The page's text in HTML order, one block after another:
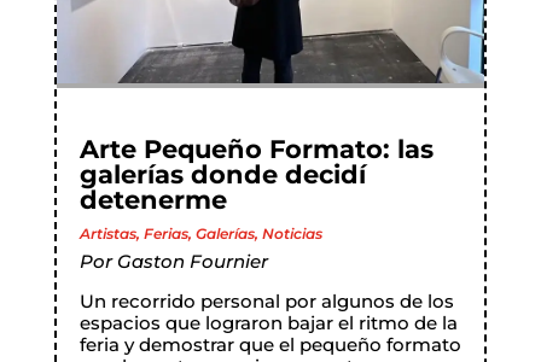
Arte Pequeño Formato: las
galerías donde decidí
detenerme
Artistas, Ferias, Galerías, Noticias
Por Gaston Fournier
Un recorrido personal por algunos de los
espacios que lograron bajar el ritmo de la
feria y demostrar que el pequeño formato